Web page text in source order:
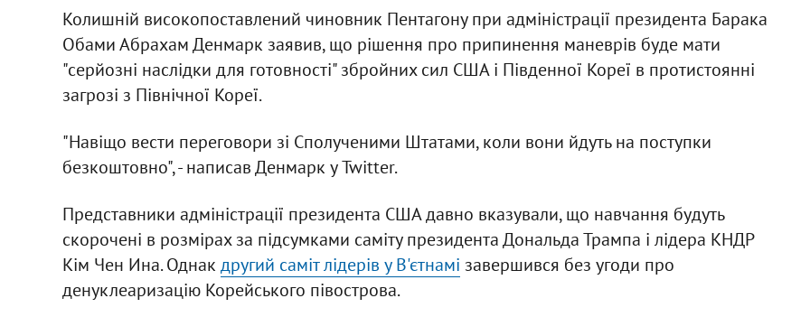
Колишній високопоставлений чиновник Пентагону при адміністрації президента Барака
Обами Абрахам Денмарк заявив, що рішення про припинення маневрів буде мати
"серйозні наслідки для готовності" збройних сил США і Південної Кореї в протистоянні
загрозі з Північної Кореї.
"Навіщо вести переговори зі Сполученими Штатами, коли вони йдуть на поступки
безкоштовно", - написав Денмарк у Twitter.
Представники адміністрації президента США давно вказували, що навчання будуть
скорочені в розмірах за підсумками саміту президента Дональда Трампа і лідера КНДР
Кім Чен Ина. Однак другий саміт лідерів у В'єтнамі завершився без угоди про
денуклеаризацію Корейського півострова.